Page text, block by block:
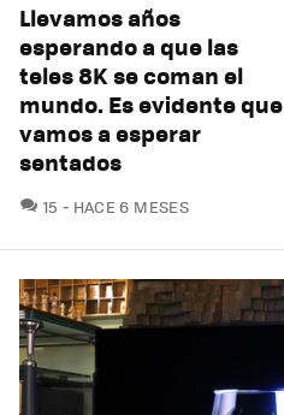
Llevamos años
esperando a que las
teles 8K se coman el
mundo. Es evidente que
vamos a esperar
sentados
15 COMENTARIOS
HACE 6 MESES